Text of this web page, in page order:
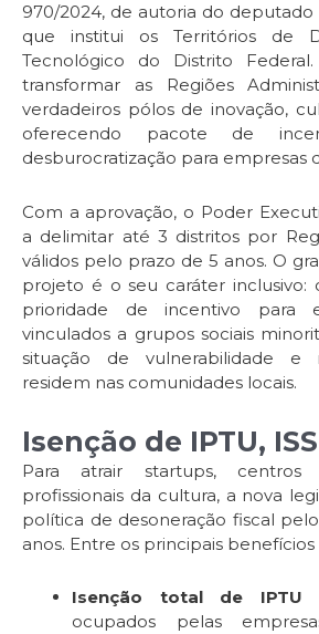
970/2024, de autoria do deputado
que institui os Territórios de
Tecnológico do Distrito
transformar as Regiões
verdadeiros pólos de inovação,
oferecendo pacote de
desburocratização para empresas
Com a aprovação, o Poder
a delimitar até 3 distritos por
válidos pelo prazo de 5 anos. O
projeto é o seu caráter inclusivo:
prioridade de incentivo para
vinculados a grupos sociais
situação de vulnerabilidade e
residem nas comunidades locais.
Isenção de IPTU,
Para atrair startups,
profissionais da cultura, a nova
política de desoneração fiscal
anos. Entre os principais
Isenção total de IPTU
ocupados pelas